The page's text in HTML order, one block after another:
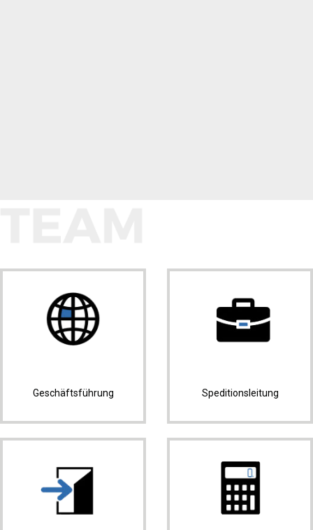
Geschäftsführung Speditionsleitung